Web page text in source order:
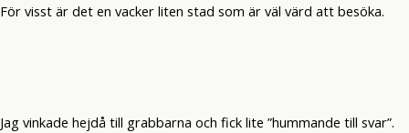
För visst är det en vacker liten stad som är väl värd att besöka.
Jag vinkade hejdå till grabbarna och fick lite ”hummande till svar”.